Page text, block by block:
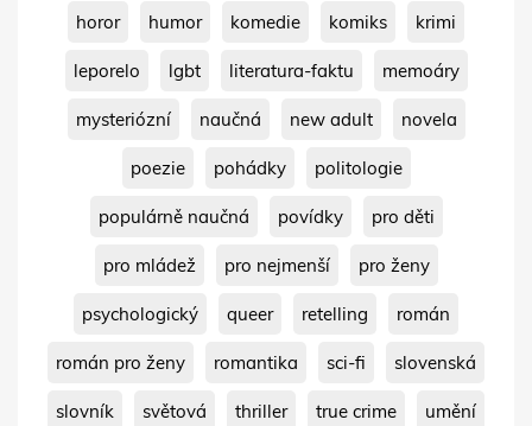
horor humor komedie komiks krimi
leporelo lgbt literatura-faktu memoáry
mysteriózní naučná new adult novela
poezie pohádky politologie
populárně naučná povídky pro děti
pro mládež pro nejmenší pro ženy
psychologický queer retelling román
román pro ženy romantika sci-fi slovenská
slovník světová thriller true crime umění